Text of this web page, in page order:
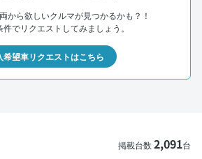
から欲しいクルマが見つかるかも？！
件でリクエストしてみましょう。
希望車リクエストはこちら
掲載台数2,091台